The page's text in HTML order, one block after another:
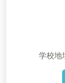
学校地